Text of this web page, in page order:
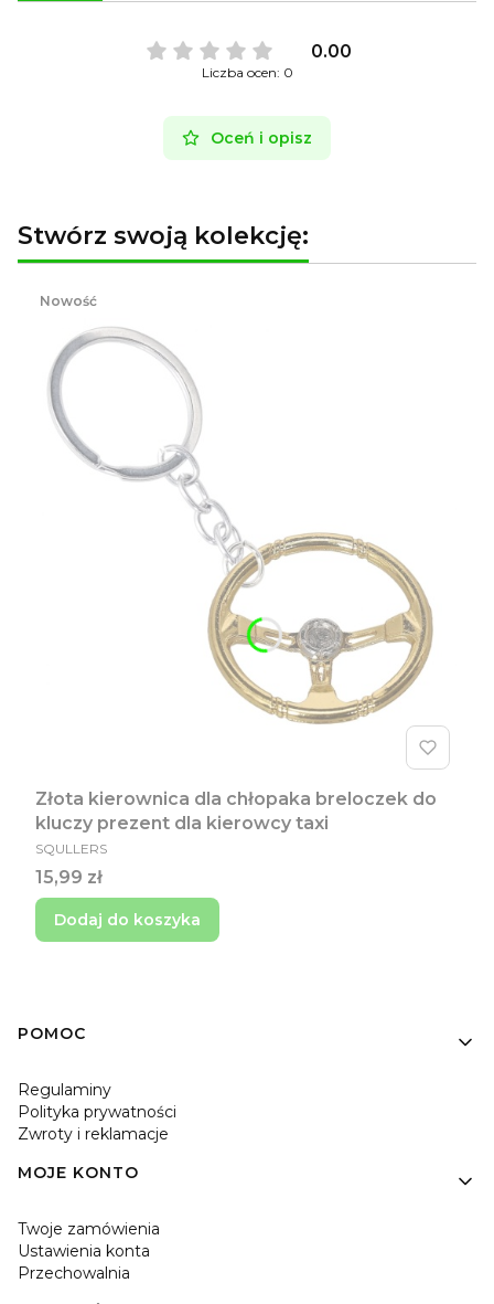
0.00
Liczba ocen: 0
Oceń i opisz
Stwórz swoją kolekcję:
Nowość
Złota kierownica dla chłopaka breloczek do
kluczy prezent dla kierowcy taxi
PRODUCENT
SQULLERS
Cena
15,99 zł
Dodaj do koszyka
Linki w stopce
POMOC
Regulaminy
Polityka prywatności
Zwroty i reklamacje
MOJE KONTO
Twoje zamówienia
Ustawienia konta
Przechowalnia